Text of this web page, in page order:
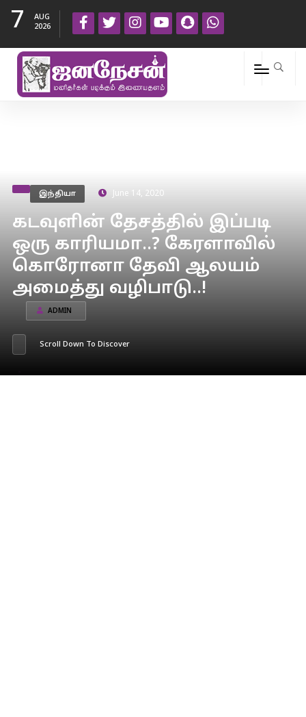
7
AUG
2026
இந்தியா June 14, 2020
கடவுளின் தேசத்தில் இப்படி
ஒரு காரியமா..? கேரளாவில்
கொரோனா தேவி ஆலயம்
அமைத்து வழிபாடு..!
ADMIN
Scroll Down To Discover